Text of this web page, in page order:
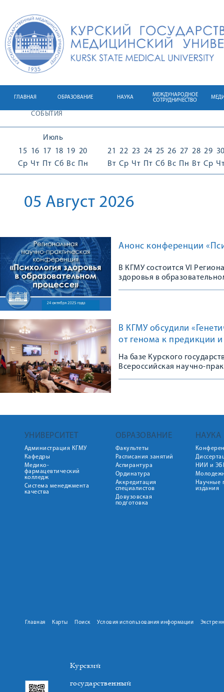
ГЛАВНАЯ ОБРАЗОВАНИЕ НАУКА
МЕЖДУНАРОДНОЕ
СОТРУДНИЧЕСТВО
СОБЫТИЯ
Июль
15
Ср
16
Чт
17
Пт
18
Сб
19
Вс
20
Пн
21
Вт
22
Ср
23
Чт
24
Пт
25
Сб
26
Вс
27
Пн
28
Вт
29
Ср
05 Август 2026
Анонс конференции
В КГМУ состоится VI
здоровья в
В КГМУ обсудили
от генома к предикции
На базе Курского
Всероссийская научно-
УНИВЕРСИТЕТ
Администрация КГМУ
Кафедры
Медико-
фармацевтический
колледж
Система менеджмента
качества
ОБРАЗОВАНИЕ
Факультеты
Расписания занятий
Аспирантура
Ординатура
Аккредитация
специалистов
Довузовская
подготовка
НАУКА
НИИ и
Научные
издания
Главная Карты Поиск Условия использования информации
Курский
государственный